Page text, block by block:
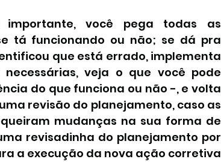
você pega todas as
tá funcionando ou não; se dá pra
que está errado, implementa
veja o que você pode
do que funciona ou não -, e volta
revisão do planejamento, caso as
mudanças na sua forma de
revisadinha do planejamento por
a execução da nova ação corretiva